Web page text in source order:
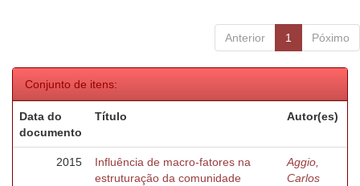
Anterior 1 Póximo
Conjunto de itens:
Data do
documento
Título Autor(es)
2015
Influência de macro-fatores na
estruturação da comunidade
Aggio,
Carlos